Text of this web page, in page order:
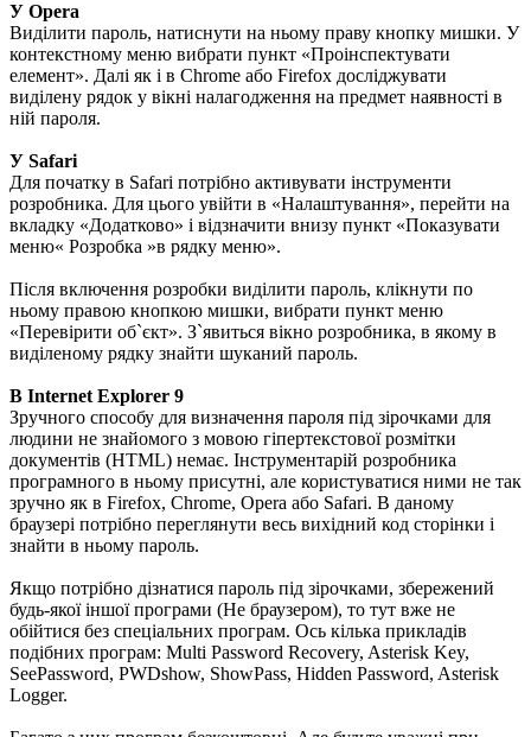
У Opera
Виділити пароль, натиснути на ньому праву кнопку мишки. У
контекстному меню вибрати пункт «Проінспектувати
елемент». Далі як і в Chrome або Firefox досліджувати
виділену рядок у вікні налагодження на предмет наявності в
ній пароля.
У Safari
Для початку в Safari потрібно активувати інструменти
розробника. Для цього увійти в «Налаштування», перейти на
вкладку «Додатково» і відзначити внизу пункт «Показувати
меню« Розробка »в рядку меню».
Після включення розробки виділити пароль, клікнути по
ньому правою кнопкою мишки, вибрати пункт меню
«Перевірити об`єкт». З`явиться вікно розробника, в якому в
виділеному рядку знайти шуканий пароль.
В Internet Explorer 9
Зручного способу для визначення пароля під зірочками для
людини не знайомого з мовою гіпертекстової розмітки
документів (HTML) немає. Інструментарій розробника
програмного в ньому присутні, але користуватися ними не так
зручно як в Firefox, Chrome, Opera або Safari. В даному
браузері потрібно переглянути весь вихідний код сторінки і
знайти в ньому пароль.
Якщо потрібно дізнатися пароль під зірочками, збережений
будь-якої іншої програми (Не браузером), то тут вже не
обійтися без спеціальних програм. Ось кілька прикладів
подібних програм: Multi Password Recovery, Asterisk Key,
SeePassword, PWDshow, ShowPass, Hidden Password, Asterisk
Logger.